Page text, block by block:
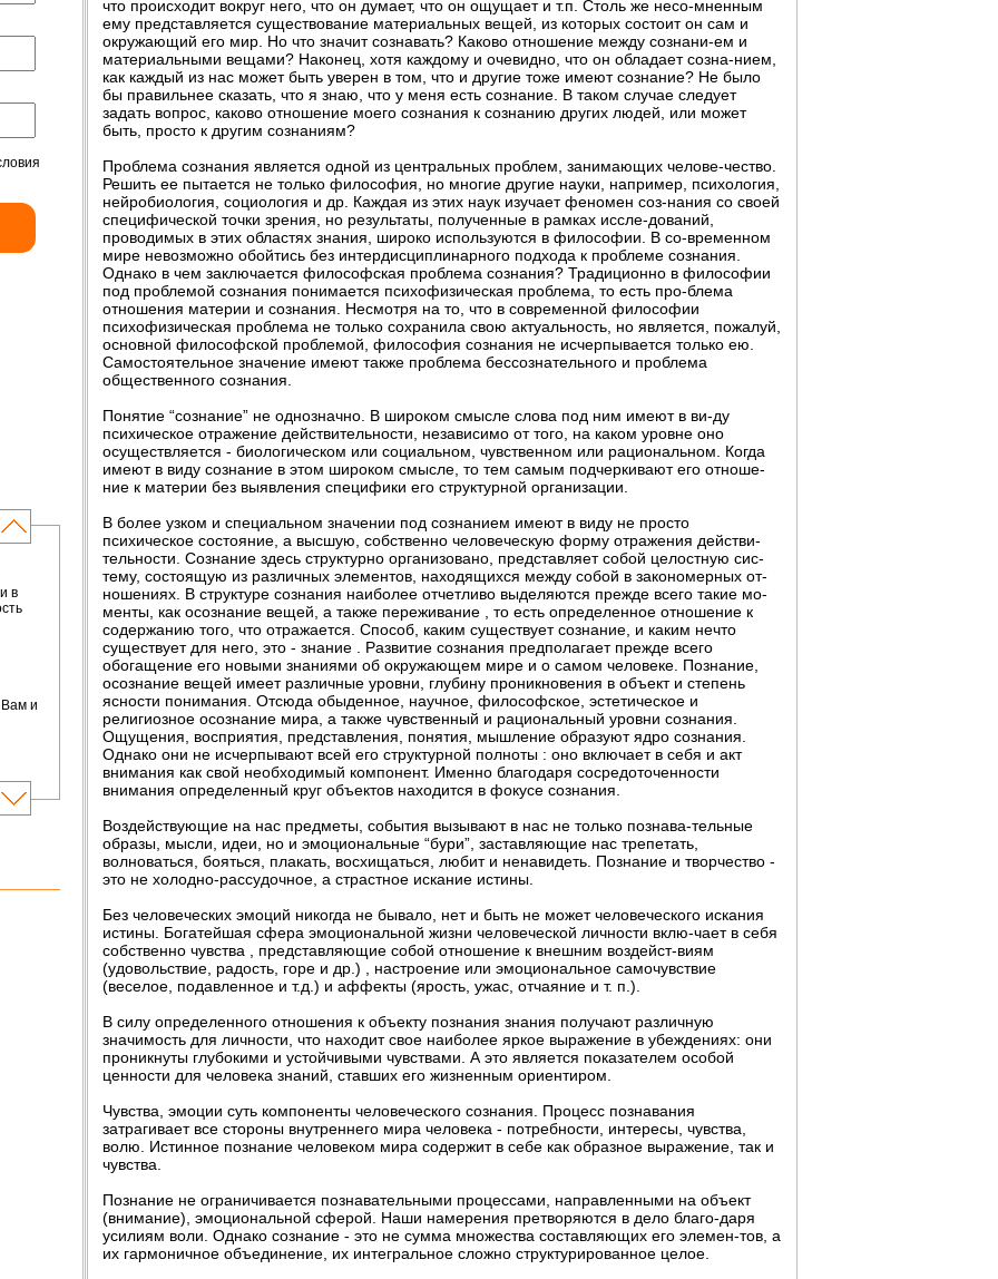
в
и
что происходит вокруг него, что он думает, что он ощущает и т.п. Столь же несо-мненным
ему представляется существование материальных вещей, из которых состоит он сам и
окружающий его мир. Но что значит сознавать? Каково отношение между сознани-ем и
материальными вещами? Наконец, хотя каждому и очевидно, что он обладает созна-нием,
как каждый из нас может быть уверен в том, что и другие тоже имеют сознание? Не было
бы правильнее сказать, что я знаю, что у меня есть сознание. В таком случае следует
задать вопрос, каково отношение моего сознания к сознанию других людей, или может
быть, просто к другим сознаниям?
Проблема сознания является одной из центральных проблем, занимающих челове-чество.
Решить ее пытается не только философия, но многие другие науки, например, психология,
нейробиология, социология и др. Каждая из этих наук изучает феномен соз-нания со своей
специфической точки зрения, но результаты, полученные в рамках иссле-дований,
проводимых в этих областях знания, широко используются в философии. В со-временном
мире невозможно обойтись без интердисциплинарного подхода к проблеме сознания.
Однако в чем заключается философская проблема сознания? Традиционно в философии
под проблемой сознания понимается психофизическая проблема, то есть про-блема
отношения материи и сознания. Несмотря на то, что в современной философии
психофизическая проблема не только сохранила свою актуальность, но является, пожалуй,
основной философской проблемой, философия сознания не исчерпывается только ею.
Самостоятельное значение имеют также проблема бессознательного и проблема
общественного сознания.
Понятие “сознание” не однозначно. В широком смысле слова под ним имеют в ви-ду
психическое отражение действительности, независимо от того, на каком уровне оно
осуществляется - биологическом или социальном, чувственном или рациональном. Когда
имеют в виду сознание в этом широком смысле, то тем самым подчеркивают его отноше-
ние к материи без выявления специфики его структурной организации.
В более узком и специальном значении под сознанием имеют в виду не просто
психическое состояние, а высшую, собственно человеческую форму отражения действи-
тельности. Сознание здесь структурно организовано, представляет собой целостную сис-
тему, состоящую из различных элементов, находящихся между собой в закономерных от-
ношениях. В структуре сознания наиболее отчетливо выделяются прежде всего такие мо-
менты, как осознание вещей, а также переживание , то есть определенное отношение к
содержанию того, что отражается. Способ, каким существует сознание, и каким нечто
существует для него, это - знание . Развитие сознания предполагает прежде всего
обогащение его новыми знаниями об окружающем мире и о самом человеке. Познание,
осознание вещей имеет различные уровни, глубину проникновения в объект и степень
ясности понимания. Отсюда обыденное, научное, философское, эстетическое и
религиозное осознание мира, а также чувственный и рациональный уровни сознания.
Ощущения, восприятия, представления, понятия, мышление образуют ядро сознания.
Однако они не исчерпывают всей его структурной полноты : оно включает в себя и акт
внимания как свой необходимый компонент. Именно благодаря сосредоточенности
внимания определенный круг объектов находится в фокусе сознания.
Воздействующие на нас предметы, события вызывают в нас не только познава-тельные
образы, мысли, идеи, но и эмоциональные “бури”, заставляющие нас трепетать,
волноваться, бояться, плакать, восхищаться, любит и ненавидеть. Познание и творчество -
это не холодно-рассудочное, а страстное искание истины.
Без человеческих эмоций никогда не бывало, нет и быть не может человеческого искания
истины. Богатейшая сфера эмоциональной жизни человеческой личности вклю-чает в себя
собственно чувства , представляющие собой отношение к внешним воздейст-виям
(удовольствие, радость, горе и др.) , настроение или эмоциональное самочувствие
(веселое, подавленное и т.д.) и аффекты (ярость, ужас, отчаяние и т. п.).
В силу определенного отношения к объекту познания знания получают различную
значимость для личности, что находит свое наиболее яркое выражение в убеждениях: они
проникнуты глубокими и устойчивыми чувствами. А это является показателем особой
ценности для человека знаний, ставших его жизненным ориентиром.
Чувства, эмоции суть компоненты человеческого сознания. Процесс познавания
затрагивает все стороны внутреннего мира человека - потребности, интересы, чувства,
волю. Истинное познание человеком мира содержит в себе как образное выражение, так и
чувства.
Познание не ограничивается познавательными процессами, направленными на объект
(внимание), эмоциональной сферой. Наши намерения претворяются в дело благо-даря
усилиям воли. Однако сознание - это не сумма множества составляющих его элемен-тов, а
их гармоничное объединение, их интегральное сложно структурированное целое.